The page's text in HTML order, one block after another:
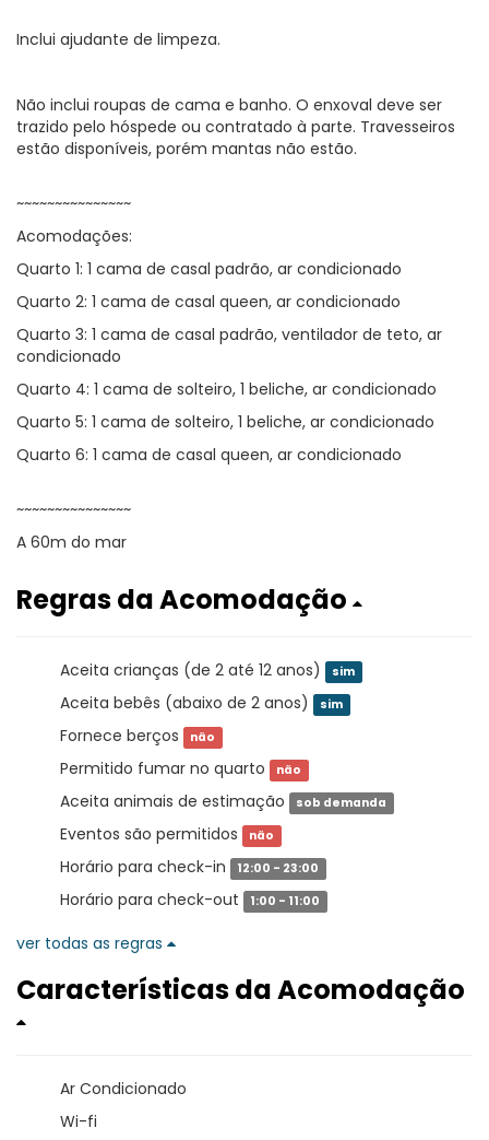
Inclui ajudante de limpeza.
Não inclui roupas de cama e banho. O enxoval deve ser
trazido pelo hóspede ou contratado à parte. Travesseiros
estão disponíveis, porém mantas não estão.
~~~~~~~~~~~~~~~
Acomodações:
Quarto 1: 1 cama de casal padrão, ar condicionado
Quarto 2: 1 cama de casal queen, ar condicionado
Quarto 3: 1 cama de casal padrão, ventilador de teto, ar
condicionado
Quarto 4: 1 cama de solteiro, 1 beliche, ar condicionado
Quarto 5: 1 cama de solteiro, 1 beliche, ar condicionado
Quarto 6: 1 cama de casal queen, ar condicionado
~~~~~~~~~~~~~~~
A 60m do mar
Regras da Acomodação
Aceita crianças (de 2 até 12 anos) sim
Aceita bebês (abaixo de 2 anos) sim
Fornece berços não
Permitido fumar no quarto não
Aceita animais de estimação sob demanda
Eventos são permitidos não
Horário para check-in 12:00 - 23:00
Horário para check-out 1:00 - 11:00
ver todas as regras
Características da Acomodação
Ar Condicionado
Wi-fi